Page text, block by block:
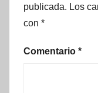
publicada. Los
con *
Comentario *